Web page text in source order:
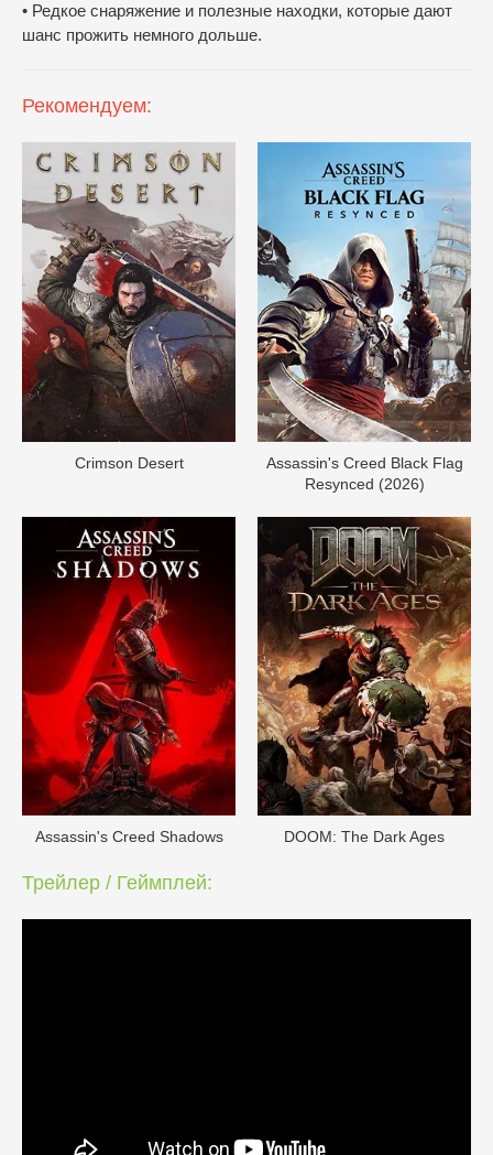
• Редкое снаряжение и полезные находки, которые дают
шанс прожить немного дольше.
Рекомендуем:
Crimson Desert
Assassin's Creed Black Flag
Resynced (2026)
Assassin's Creed Shadows DOОM: The Dark Ages
Трейлер / Геймплей: